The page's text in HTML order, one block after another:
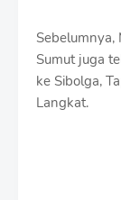
Sebelumnya,
Sumut juga
ke Sibolga,
Langkat.